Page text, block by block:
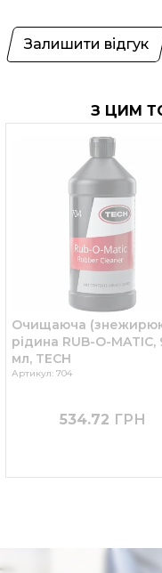
Залишити відгук
З ЦИМ
Очищаюча
рідина RUB-O-MATIC,
мл, TECH
Артикул: 704
534.72 ГРН